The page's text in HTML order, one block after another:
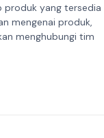
produk yang tersedia
mengenai produk,
menghubungi tim